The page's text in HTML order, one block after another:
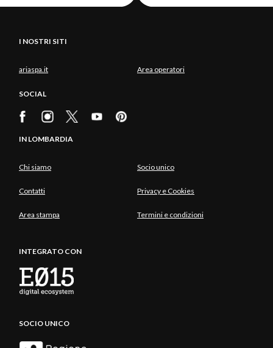
I NOSTRI SITI
ariaspa.it Area operatori
SOCIAL
IN LOMBARDIA
Chi siamo Socio unico
Contatti Privacy e Cookies
Area stampa Termini e condizioni
INTEGRATO CON
SOCIO UNICO